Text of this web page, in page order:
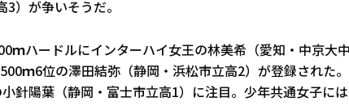
3）が争いそうだ。
ｍハードルにインターハイ女王の林美希（愛知・中京大
ｍ6位の澤田結弥（静岡・浜松市立高2）が登録された
針陽葉（静岡・富士市立高1）に注目。少年共通女子に